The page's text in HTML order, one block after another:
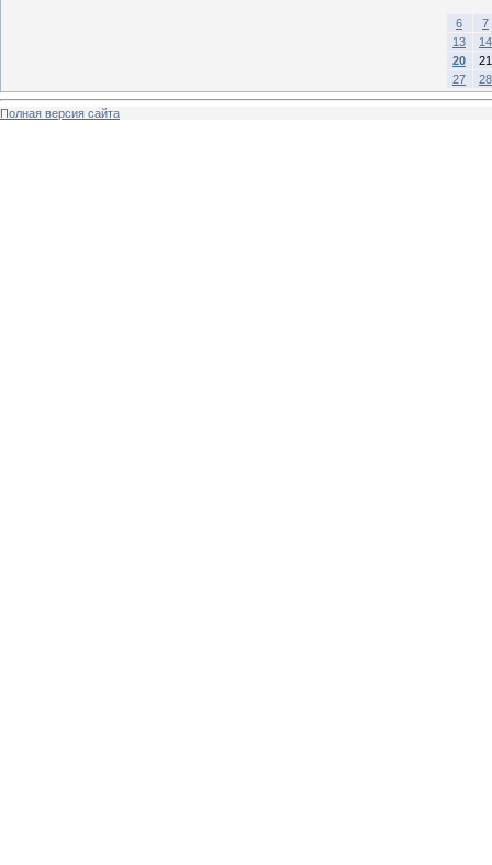
6
7
13
14
20
21
27
28
Полная версия сайта